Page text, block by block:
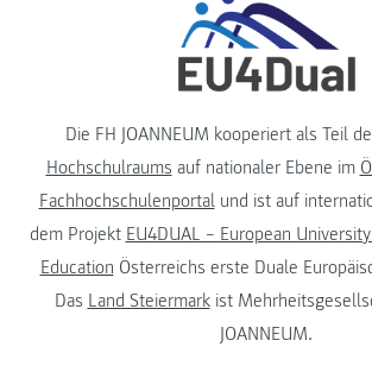
Die FH JOANNEUM kooperiert als Teil
Hochschulraums auf nationaler Ebene im
Fachhochschulenportalund ist auf
dem Projekt EU4DUAL – European
Education Österreichs erste Duale
Das Land Steiermarkist
JOANNEUM.